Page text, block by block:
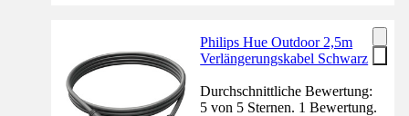
Philips Hue Outdoor 2,5m
Verlängerungskabel Schwarz
Durchschnittliche Bewertung:
5 von 5 Sternen. 1 Bewertung.